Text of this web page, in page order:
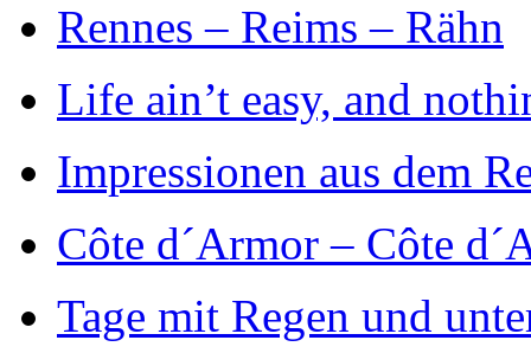
Rennes – Reims – Rähn
Life ain’t easy, and
Impressionen aus dem
Côte d´Armor – Côte
Tage mit Regen und